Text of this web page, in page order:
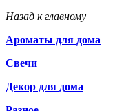
Назад к главному
Ароматы для дома
Свечи
Декор для дома